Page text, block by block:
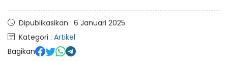
Dipublikasikan : 6 Januari 2025
Kategori : Artikel
Bagikan